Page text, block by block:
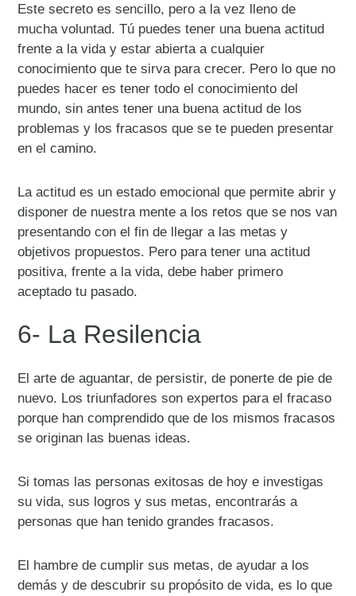
Este secreto es sencillo, pero a la vez lleno de
mucha voluntad. Tú puedes tener una buena actitud
frente a la vida y estar abierta a cualquier
conocimiento que te sirva para crecer. Pero lo que no
puedes hacer es tener todo el conocimiento del
mundo, sin antes tener una buena actitud de los
problemas y los fracasos que se te pueden presentar
en el camino.
La actitud es un estado emocional que permite abrir y
disponer de nuestra mente a los retos que se nos van
presentando con el fin de llegar a las metas y
objetivos propuestos. Pero para tener una actitud
positiva, frente a la vida, debe haber primero
aceptado tu pasado.
6- La Resilencia
El arte de aguantar, de persistir, de ponerte de pie de
nuevo. Los triunfadores son expertos para el fracaso
porque han comprendido que de los mismos fracasos
se originan las buenas ideas.
Si tomas las personas exitosas de hoy e investigas
su vida, sus logros y sus metas, encontrarás a
personas que han tenido grandes fracasos.
El hambre de cumplir sus metas, de ayudar a los
demás y de descubrir su propósito de vida, es lo que